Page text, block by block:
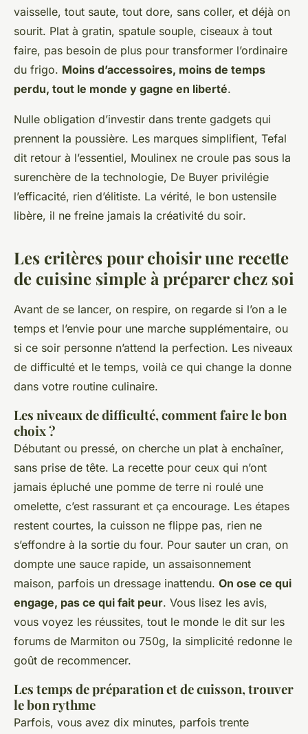
vaisselle, tout saute, tout dore, sans coller, et déjà on
sourit. Plat à gratin, spatule souple, ciseaux à tout
faire, pas besoin de plus pour transformer l’ordinaire
du frigo. Moins d’accessoires, moins de temps
perdu, tout le monde y gagne en liberté.
Nulle obligation d’investir dans trente gadgets qui
prennent la poussière. Les marques simplifient, Tefal
dit retour à l’essentiel, Moulinex ne croule pas sous la
surenchère de la technologie, De Buyer privilégie
l’efficacité, rien d’élitiste. La vérité, le bon ustensile
libère, il ne freine jamais la créativité du soir.
Les critères pour choisir une recette
de cuisine simple à préparer chez soi
Avant de se lancer, on respire, on regarde si l’on a le
temps et l’envie pour une marche supplémentaire, ou
si ce soir personne n’attend la perfection. Les niveaux
de difficulté et le temps, voilà ce qui change la donne
dans votre routine culinaire.
Les niveaux de difficulté, comment faire le bon
choix ?
Débutant ou pressé, on cherche un plat à enchaîner,
sans prise de tête. La recette pour ceux qui n’ont
jamais épluché une pomme de terre ni roulé une
omelette, c’est rassurant et ça encourage. Les étapes
restent courtes, la cuisson ne flippe pas, rien ne
s’effondre à la sortie du four. Pour sauter un cran, on
dompte une sauce rapide, un assaisonnement
maison, parfois un dressage inattendu. On ose ce qui
engage, pas ce qui fait peur. Vous lisez les avis,
vous voyez les réussites, tout le monde le dit sur les
forums de Marmiton ou 750g, la simplicité redonne le
goût de recommencer.
Les temps de préparation et de cuisson, trouver
le bon rythme
Parfois, vous avez dix minutes, parfois trente